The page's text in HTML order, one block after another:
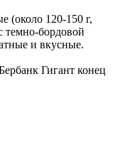
(около 120-150 г,
темно-бордовой
и вкусные.
Гигант конец